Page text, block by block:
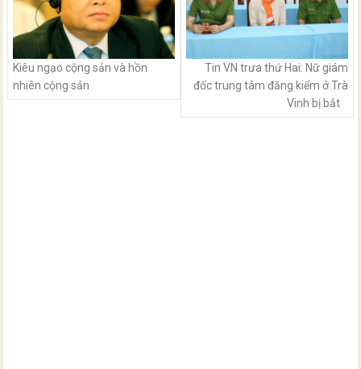
Kiêu ngạo cộng sản và hồn
nhiên cộng sản
Tin VN trưa thứ Hai: Nữ giám
đốc trung tâm đăng kiểm ở Trà
Vinh bị bắt